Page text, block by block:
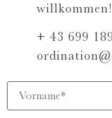
willkommen!
+ 43 699